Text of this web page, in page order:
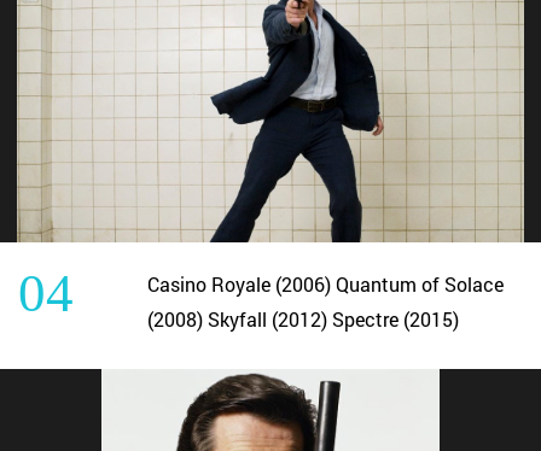
04
Casino Royale (2006) Quantum of Solace
(2008) Skyfall (2012) Spectre (2015)